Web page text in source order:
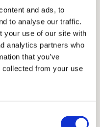
and ads, to
to analyse our traffic.
your use of our site with
analytics partners who
that you’ve
collected from your use
hat mir also doch
Thema der
danke dir für diesen
diese Reise
gefunden zu haben.